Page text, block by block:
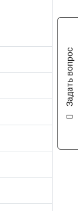
Задать вопрос